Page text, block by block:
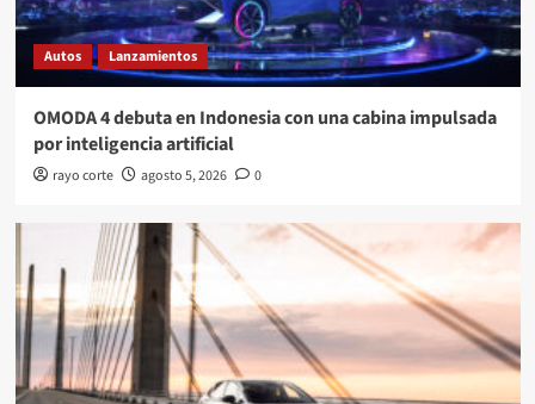
Autos Lanzamientos
OMODA 4 debuta en Indonesia con una cabina impulsada
por inteligencia artificial
rayo corte agosto 5, 2026 0